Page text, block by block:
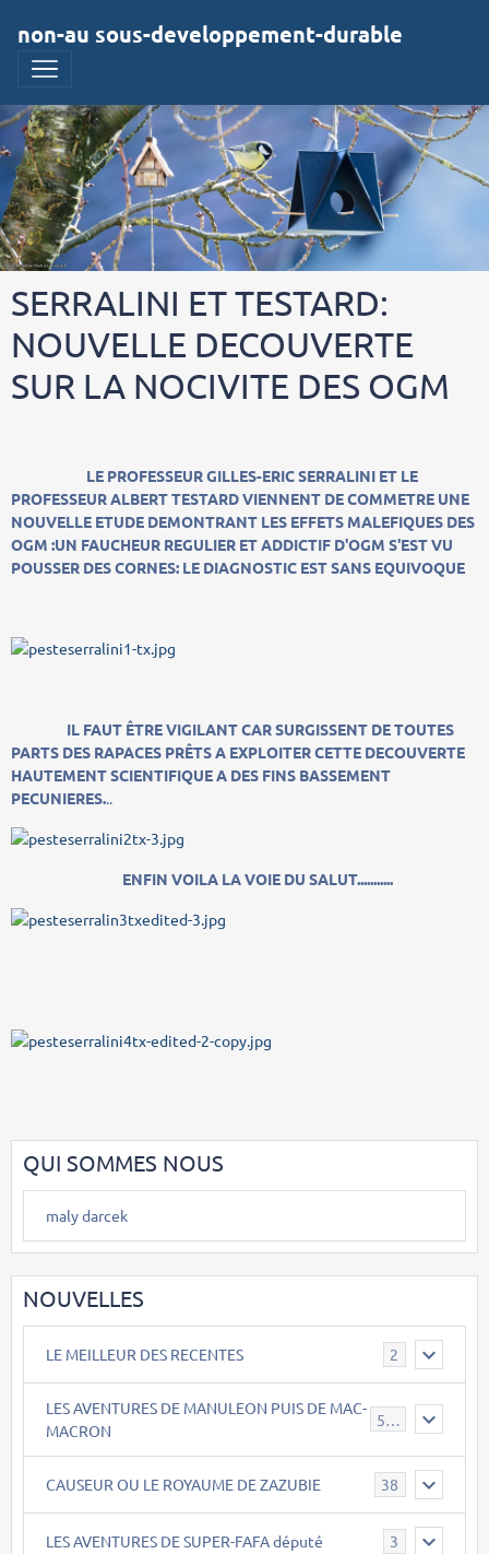
non-au sous-developpement-durable
SERRALINI ET TESTARD:
NOUVELLE DECOUVERTE
SUR LA NOCIVITE DES OGM
LE PROFESSEUR GILLES-ERIC SERRALINI ET LE
PROFESSEUR ALBERT TESTARD VIENNENT DE COMMETRE UNE
NOUVELLE ETUDE DEMONTRANT LES EFFETS MALEFIQUES DES
OGM :UN FAUCHEUR REGULIER ET ADDICTIF D'OGM S'EST VU
POUSSER DES CORNES: LE DIAGNOSTIC EST SANS EQUIVOQUE
IL FAUT ÊTRE VIGILANT CAR SURGISSENT DE TOUTES
PARTS DES RAPACES PRÊTS A EXPLOITER CETTE DECOUVERTE
HAUTEMENT SCIENTIFIQUE A DES FINS BASSEMENT
PECUNIERES...
ENFIN VOILA LA VOIE DU SALUT...........
QUI SOMMES NOUS
maly darcek
NOUVELLES
LE MEILLEUR DES RECENTES 2
LES AVENTURES DE MANULEON PUIS DE MAC-
MACRON
543
CAUSEUR OU LE ROYAUME DE ZAZUBIE 38
LES AVENTURES DE SUPER-FAFA député 3